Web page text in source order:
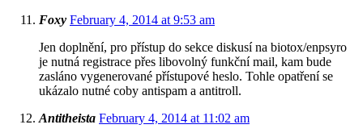
Foxy February 4, 2014 at 9:53 am
Jen doplnění, pro přístup do sekce diskusí na biotox/enpsyro
je nutná registrace přes libovolný funkční mail, kam bude
zasláno vygenerované přístupové heslo. Tohle opatření se
ukázalo nutné coby antispam a antitroll.
Antitheista February 4, 2014 at 11:02 am